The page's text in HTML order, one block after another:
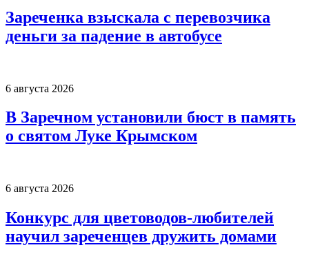
Зареченка взыскала с перевозчика
деньги за падение в автобусе
6 августа 2026
В Заречном установили бюст в память
о святом Луке Крымском
6 августа 2026
Конкурс для цветоводов-любителей
научил зареченцев дружить домами